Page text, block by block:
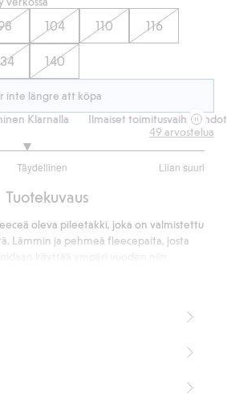
104 110 116
140
inte längre att köpa
Klarnalla Ilmaiset toimitusvaihtoehdot
Täydellinen Liian suuri
49 arvostelua
Tuotekuvaus
oleva pileetakki, joka on valmistettu
Lämmin ja pehmeä fleecepaita, josta
zip-in/zip-off-kuoritakkiin
fleecevuoreksi vetoketjun sekä
ansiosta vaate voidaan kiinnittää